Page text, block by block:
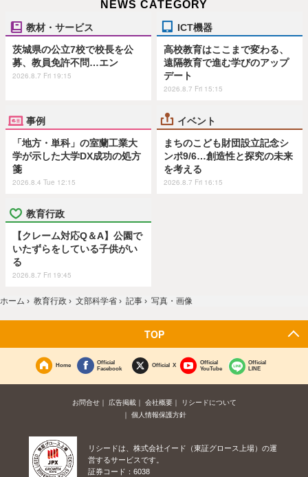
NEWS CATEGORY
教材・サービス
茨城県の公立7校で校長を公
募、教員免許不問…エン
2026.8.7 Fri 19:15
ICT機器
高校教育はここまで変わる、
遠隔教育で進む学びのアップ
デート
2026.8.7 Fri 15:15
事例
「地方・単科」の室蘭工業大
学が示した大学DX成功の処方
箋
2026.8.4 Tue 12:15
イベント
まちのこども財団設立記念シ
ンポ9/6…創造性と探究の未来
を考える
2026.8.7 Fri 16:15
教育行政
【クレーム対応Q＆A】公園で
いたずらをしている子供がい
る
2026.8.7 Fri 19:45
ホーム › 教育行政 › 文部科学省 › 記事 › 写真・画像
TOP
Home
Official
Facebook
Official X
Official
YouTube
Official
LINE
お問合せ 広告掲載 会社概要
リシードについて
個人情報保護方針
リシードは、株式会社イード（東証グロース上場）の運
営するサービスです。
証券コード：6038